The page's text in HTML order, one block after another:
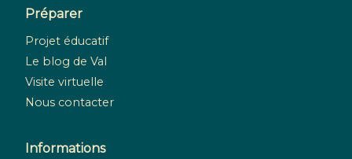
Préparer
Projet éducatif
Le blog de Val
Visite virtuelle
Nous contacter
Informations